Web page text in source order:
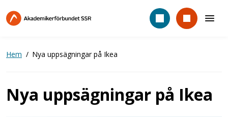
till
Hem Nya uppsägningar på Ikea
Nya uppsägningar på Ikea